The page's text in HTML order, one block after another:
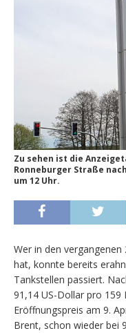
Zu sehen ist die
Ronneburger Straße
um 12 Uhr.
Wer in den
hat, konnte bereits
Tankstellen passiert.
91,14 US-Dollar pro 159
Eröffnungspreis am 9.
Brent, schon wieder bei